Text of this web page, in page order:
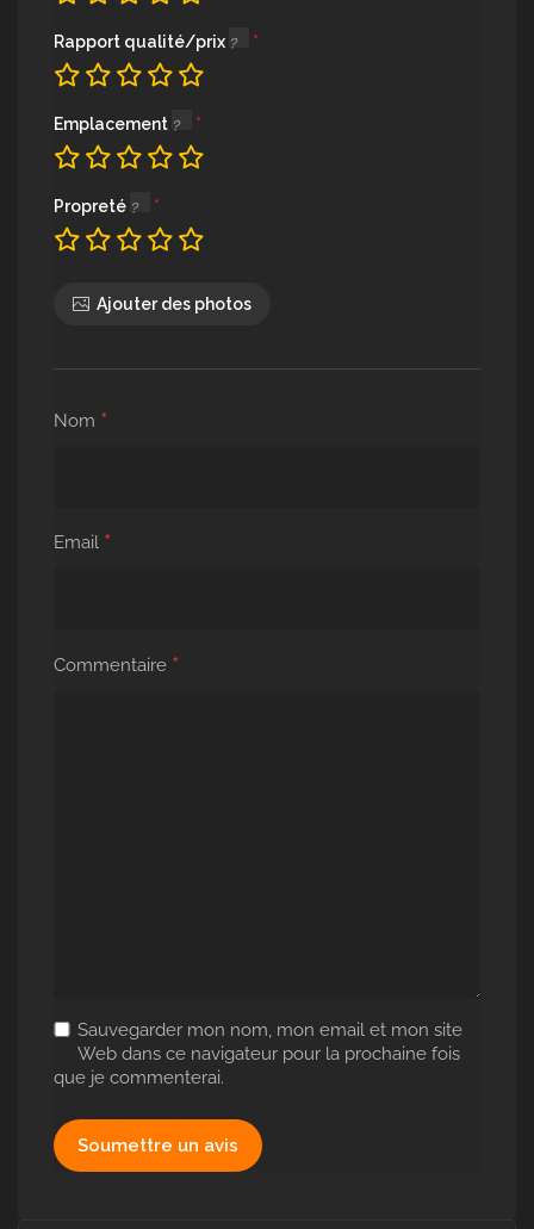
Rapport qualité/prix
Emplacement
Propreté
Ajouter des photos
Nom *
Email *
Commentaire *
Sauvegarder mon nom, mon email et mon site
Web dans ce navigateur pour la prochaine fois
que je commenterai.